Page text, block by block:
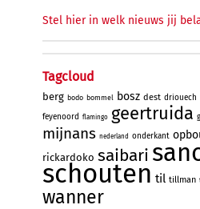
Stel hier in welk nieuws jij
Tagcloud
berg bodo bommel bosz dest driouech
feyenoord flamingo geertruida
mijnans nederland onderkant
rickardoko saibari
schouten til tillman
wanner